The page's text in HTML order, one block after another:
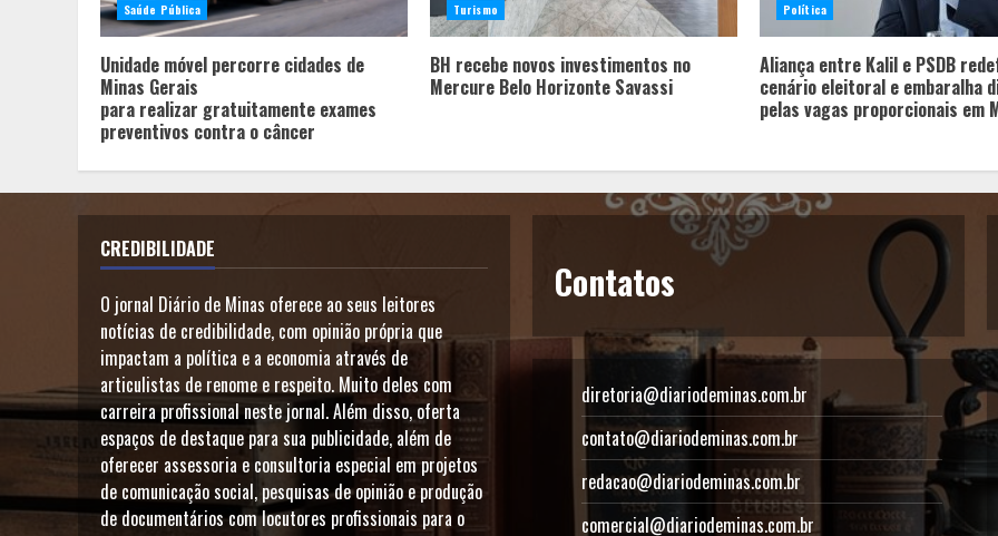
Saúde Pública
Unidade móvel percorre cidades de
Minas Gerais
para realizar gratuitamente exames
preventivos contra o câncer
Turismo
BH recebe novos investimentos no
Mercure Belo Horizonte Savassi
Política
Aliança entre Kalil e PSDB
cenário eleitoral e embaralha
pelas vagas proporcionais em
CREDIBILIDADE
O jornal Diário de Minas oferece ao seus leitores
notícias de credibilidade, com opinião própria que
impactam a política e a economia através de
articulistas de renome e respeito. Muito deles com
carreira profissional neste jornal. Além disso, oferta
espaços de destaque para sua publicidade, além de
oferecer assessoria e consultoria especial em projetos
de comunicação social, pesquisas de opinião e produção
de documentários com locutores profissionais para o
Contatos
diretoria@diariodeminas.com.br
contato@diariodeminas.com.br
redacao@diariodeminas.com.br
comercial@diariodeminas.com.br